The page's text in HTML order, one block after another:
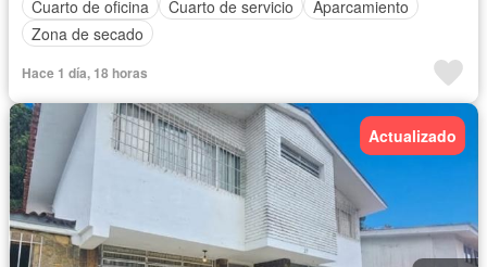
Cuarto de oficina
Cuarto de servicio
Aparcamiento
Zona de secado
Hace 1 día, 18 horas
Actualizado